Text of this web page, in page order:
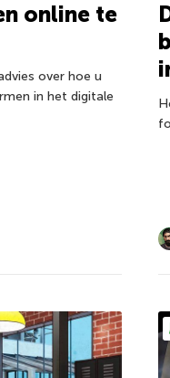
online te
over hoe u
in het digitale